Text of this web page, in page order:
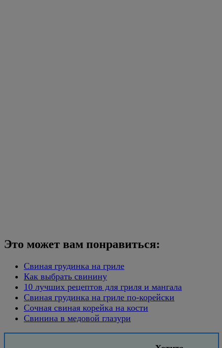
Это может вам понравиться:
Свиная грудинка на гриле
Как выбрать свинину
10 лучших рецептов для гриля и мангала
Свиная грудинка на гриле по-корейски
Сочная свиная корейка на кости
Свинина в медовой глазури